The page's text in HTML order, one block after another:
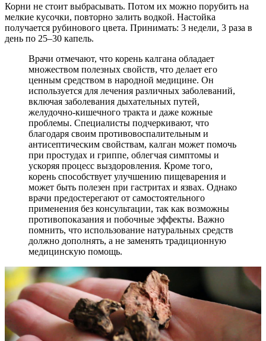
Корни не стоит выбрасывать. Потом их можно порубить на
мелкие кусочки, повторно залить водкой. Настойка
получается рубинового цвета. Принимать: 3 недели, 3 раза в
день по 25–30 капель.
Врачи отмечают, что корень калгана обладает
множеством полезных свойств, что делает его
ценным средством в народной медицине. Он
используется для лечения различных заболеваний,
включая заболевания дыхательных путей,
желудочно-кишечного тракта и даже кожные
проблемы. Специалисты подчеркивают, что
благодаря своим противовоспалительным и
антисептическим свойствам, калган может помочь
при простудах и гриппе, облегчая симптомы и
ускоряя процесс выздоровления. Кроме того,
корень способствует улучшению пищеварения и
может быть полезен при гастритах и язвах. Однако
врачи предостерегают от самостоятельного
применения без консультации, так как возможны
противопоказания и побочные эффекты. Важно
помнить, что использование натуральных средств
должно дополнять, а не заменять традиционную
медицинскую помощь.